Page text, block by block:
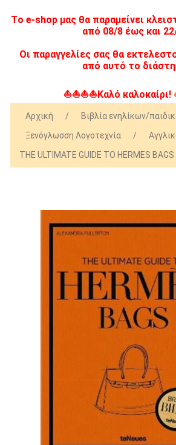
Tο e-shop μας θα παραμείνει
από 08/8 έως και
Οι παραγγελίες σας θα
από αυτό το
⛵⛵⛵⛵Καλό καλοκαίρι!
Αρχική / Βιβλία ενηλίκων/
Ξενόγλωσση Λογοτεχνία
/
THE ULTIMATE GUIDE TO HERMES BAGS